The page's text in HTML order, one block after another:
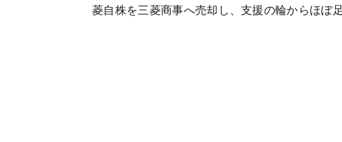
菱自株を三菱商事へ売却し、支援の輪からほぼ足